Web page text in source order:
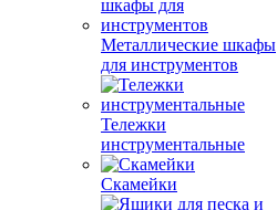
Металлические шкафы
для инструментов
Тележки
инструментальные
Скамейки